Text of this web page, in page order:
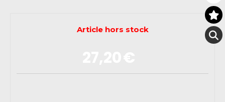
Article hors stock